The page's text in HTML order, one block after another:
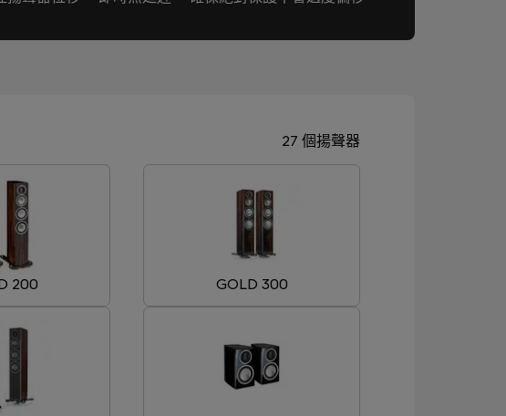
27 個揚聲器
200 GOLD 300